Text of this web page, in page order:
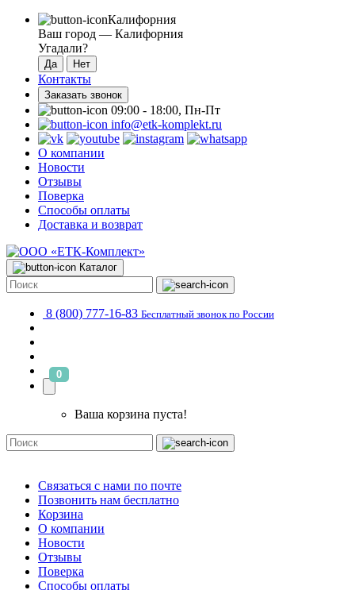
Калифорния
Ваш город — Калифорния
Угадали?
Контакты
Заказать звонок
09:00 - 18:00, Пн-Пт
info@etk-komplekt.ru
О компании
Новости
Отзывы
Поверка
Способы оплаты
Доставка и возврат
Каталог
8 (800) 777-16-83 Бесплатный звонок по России
0
Ваша корзина пуста!
Связаться с нами по почте
Позвонить нам бесплатно
Корзина
О компании
Новости
Отзывы
Поверка
Способы оплаты